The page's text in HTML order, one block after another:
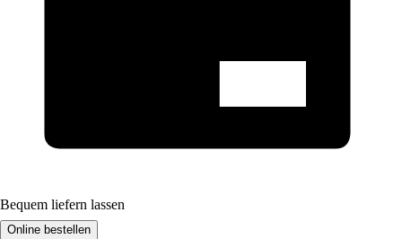
Bequem liefern lassen
Online bestellen